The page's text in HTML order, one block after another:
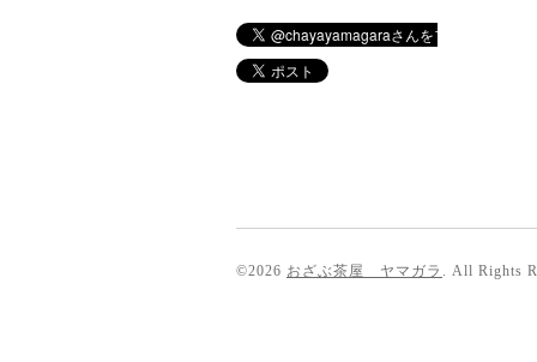
©2026 おざぶ茶屋 ヤマガラ . All Rights